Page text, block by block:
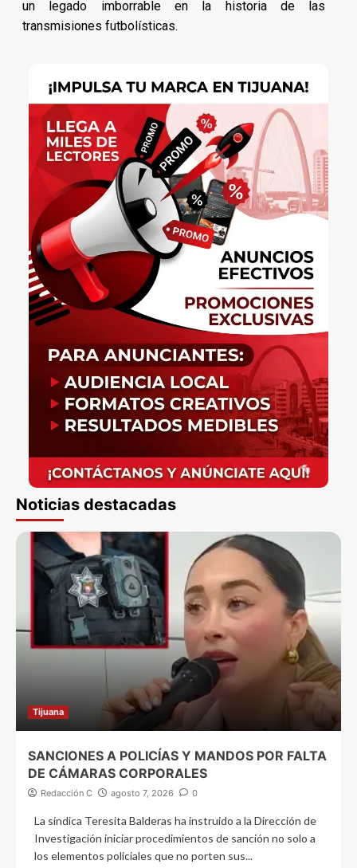
un legado imborrable en la historia de las
transmisiones futbolísticas.
Noticias destacadas
Tijuana
SANCIONES A POLICÍAS Y MANDOS POR FALTA
DE CÁMARAS CORPORALES
Redacción C agosto 7, 2026 0
La síndica Teresita Balderas ha instruido a la Dirección de
Investigación iniciar procedimientos de sanción no solo a
los elementos policiales que no porten sus...